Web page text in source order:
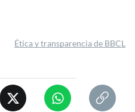
Ética y transparencia de BBCL